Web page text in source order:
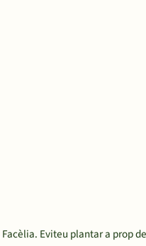
Eviteu plantar a prop